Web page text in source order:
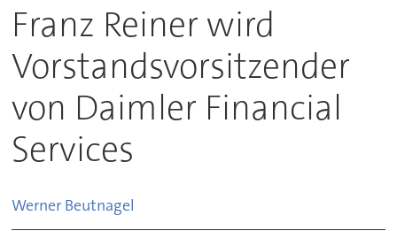
Franz Reiner wird
Vorstandsvorsitzender
von Daimler Financial
Services
Werner Beutnagel